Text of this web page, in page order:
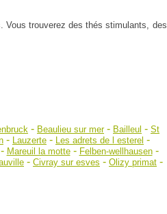
Vous trouverez des thés stimulants, des
- Beaulieu sur mer- Bailleul - St
- Lauzerte - Les adrets de l esterel -
Mareuil la motte- Felben-wellhausen-
- Civray sur esves - Olizy primat -